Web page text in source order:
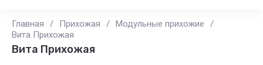
Главная / Прихожая / Модульные прихожие
/
Вита Прихожая
Вита Прихожая